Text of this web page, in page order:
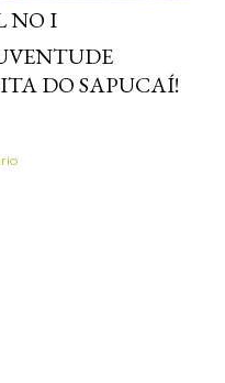
NO I
DO SAPUCAÍ!